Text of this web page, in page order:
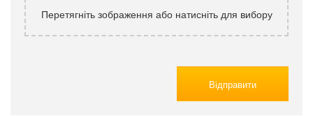
Перетягніть зображення або натисніть для вибору
Відправити